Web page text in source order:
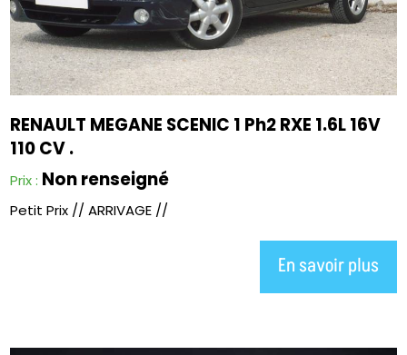
RENAULT MEGANE SCENIC 1 Ph2 RXE 1.6L 16V
110 CV .
Prix : Non renseigné
Petit Prix // ARRIVAGE //
En savoir plus